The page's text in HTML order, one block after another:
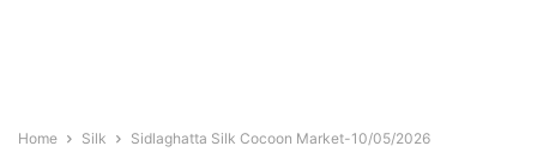
Home Silk Sidlaghatta Silk Cocoon Market-10/05/2026